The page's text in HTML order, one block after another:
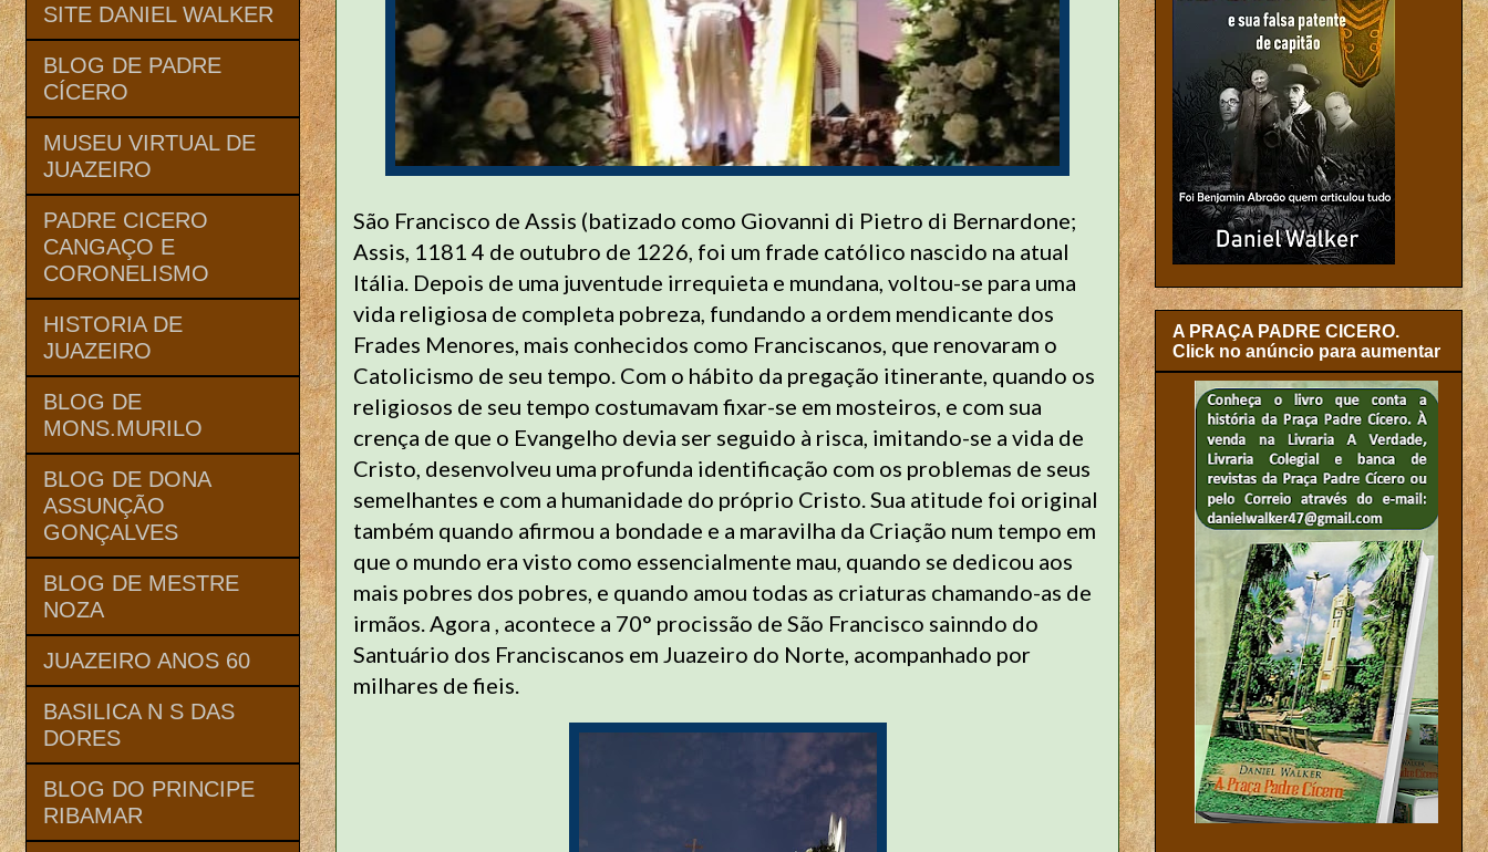
São Francisco de Assis (batizado como Giovanni di Pietro di Bernardone;
Assis, 1181 4 de outubro de 1226, foi um frade católico nascido na atual
Itália. Depois de uma juventude irrequieta e mundana, voltou-se para uma
vida religiosa de completa pobreza, fundando a ordem mendicante dos
Frades Menores, mais conhecidos como Franciscanos, que renovaram o
Catolicismo de seu tempo. Com o hábito da pregação itinerante, quando os
religiosos de seu tempo costumavam fixar-se em mosteiros, e com sua
crença de que o Evangelho devia ser seguido à risca, imitando-se a vida de
Cristo, desenvolveu uma profunda identificação com os problemas de seus
semelhantes e com a humanidade do próprio Cristo. Sua atitude foi original
também quando afirmou a bondade e a maravilha da Criação num tempo em
que o mundo era visto como essencialmente mau, quando se dedicou aos
mais pobres dos pobres, e quando amou todas as criaturas chamando-as de
irmãos. Agora , acontece a 70° procissão de São Francisco sainndo do
Santuário dos Franciscanos em Juazeiro do Norte, acompanhado por
milhares de fieis.
SITE DANIEL WALKER
BLOG DE PADRE
CÍCERO
MUSEU VIRTUAL DE
JUAZEIRO
PADRE CICERO
CANGAÇO E
CORONELISMO
HISTORIA DE
JUAZEIRO
BLOG DE
MONS.MURILO
BLOG DE DONA
ASSUNÇÃO
GONÇALVES
BLOG DE MESTRE
NOZA
JUAZEIRO ANOS 60
BASILICA N S DAS
DORES
BLOG DO PRINCIPE
RIBAMAR
A PRAÇA PADRE CICERO.
Click no anúncio para aumentar